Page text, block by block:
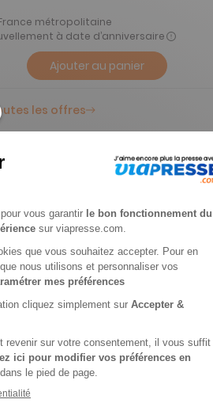
métropolitaine
à date d’anniversaire
Ajouter au panier
les offres
dossier complet sur un
relationnels, Transmission,
et de formation.
SUR L'AIDE SOIGNANTE